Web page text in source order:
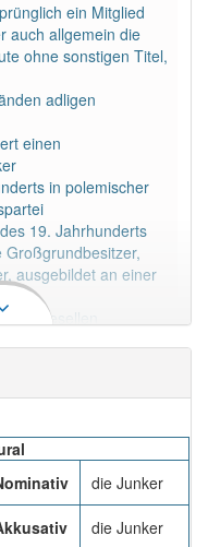
einem anderen
ein Mitglied
auch allgemein die
ohne sonstigen Titel,
adligen
einen
in polemischer
19. Jahrhunderts
ausgebildet an einer
zu Worms
die Junker
die Junker